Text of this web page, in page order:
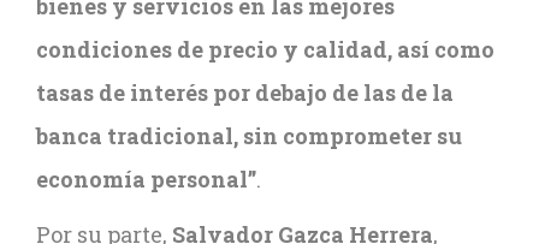
bienes y servicios en las mejores
condiciones de precio y calidad, así como
tasas de interés por debajo de las de la
banca tradicional, sin comprometer su
economía personal”.
Por su parte, Salvador Gazca Herrera,